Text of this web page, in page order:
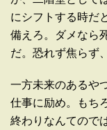
にシフトする時だ
備えろ。ダメなら
だ。恐れず焦らず
一方未来のあるや
仕事に励め。もち
終わりなんてので